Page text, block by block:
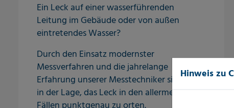
Ein Leck auf einer wasserführenden
Leitung im Gebäude oder von außen
eintretendes Wasser?
Durch den Einsatz modernster
Messverfahren und die jahrelange
Erfahrung unserer Messtechniker sind wir
in der Lage, das Leck in den allermeisten
Hinweis zu